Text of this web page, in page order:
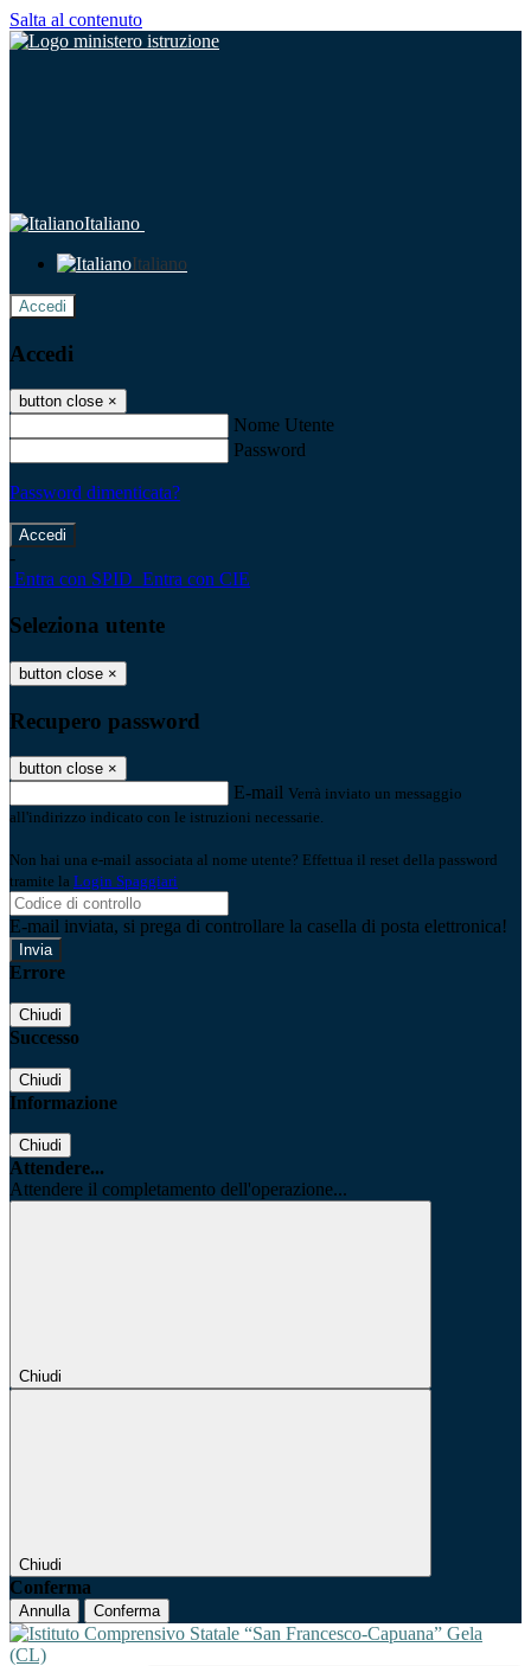
Salta al contenuto
Italiano
Italiano
Accedi
Accedi
button close ×
Nome Utente
Password
Password dimenticata?
-
Entra con SPID Entra con CIE
Seleziona utente
button close ×
Recupero password
button close ×
E-mail Verrà inviato un messaggio
all'indirizzo indicato con le istruzioni necessarie.
Non hai una e-mail associata al nome utente? Effettua il reset della password
tramite la Login Spaggiari
E-mail inviata, si prega di controllare la casella di posta elettronica!
Errore
Chiudi
Successo
Chiudi
Informazione
Chiudi
Attendere...
Attendere il completamento dell'operazione...
Chiudi
Chiudi
Conferma
Annulla Conferma